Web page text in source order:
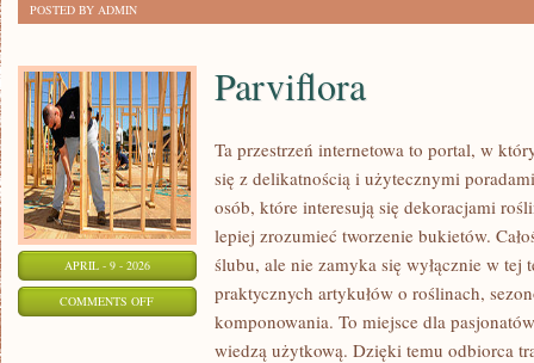
POSTED BY ADMIN
APRIL - 9 - 2026
COMMENTS OFFON
PARVIFLORA
Parviflora
Ta przestrzeń internetowa to portal, w
się z delikatnością i użytecznymi
osób, które interesują się dekoracjami
lepiej zrozumieć tworzenie bukietów.
ślubu, ale nie zamyka się wyłącznie w tej
praktycznych artykułów o roślinach,
komponowania. To miejsce dla
wiedzą użytkową. Dzięki temu odbiorca